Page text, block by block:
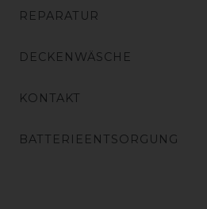
REPARATUR
DECKENWÄSCHE
KONTAKT
BATTERIEENTSORGUNG